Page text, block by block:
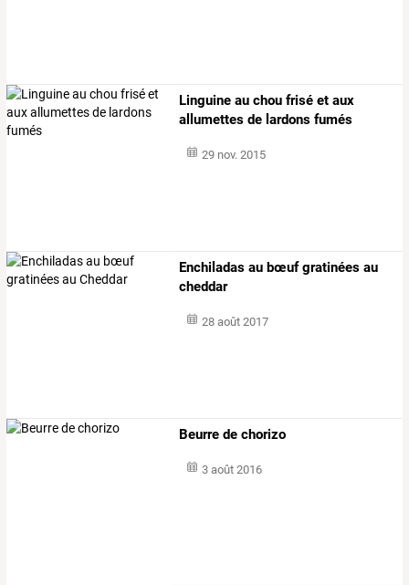
Linguine au chou frisé et aux
allumettes de lardons fumés
29 nov. 2015
Enchiladas au bœuf gratinées au
cheddar
28 août 2017
Beurre de chorizo
3 août 2016